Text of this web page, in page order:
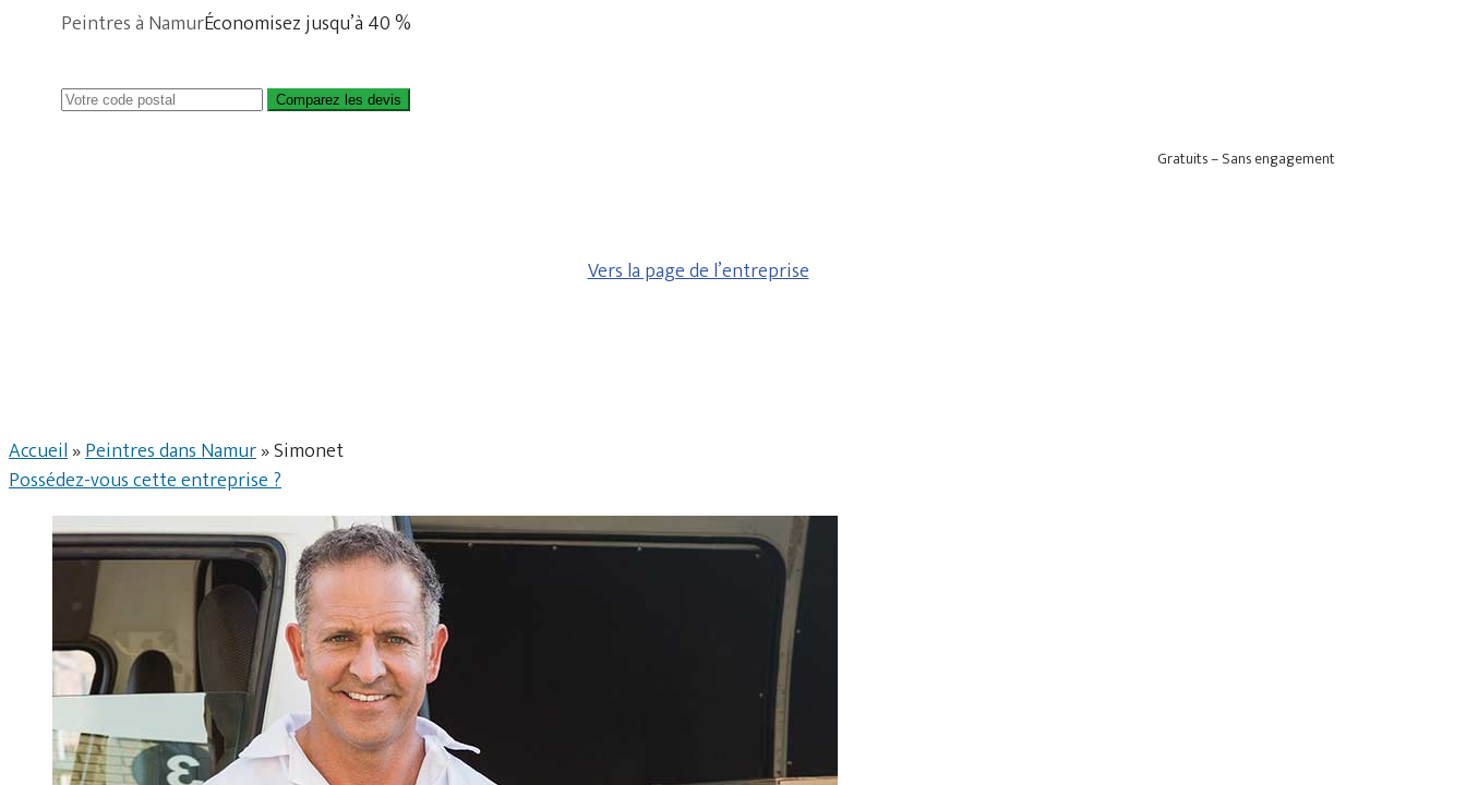
Peintres à NamurÉconomisez jusqu’à 40 %
Comparez les devis
Gratuits – Sans engagement
Vers la page de l’entreprise
Accueil»Peintres dans Namur»Simonet
Possédez-vous cette entreprise ?